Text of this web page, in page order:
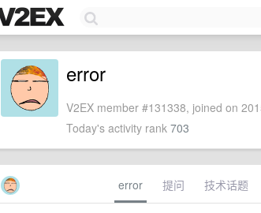
error
V2EX member #131338, joined on
Today's activity rank 703
error 提问 技术话题